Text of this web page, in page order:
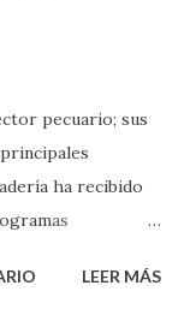
pecuario; sus
ha recibido
campo, la
LEER MÁS